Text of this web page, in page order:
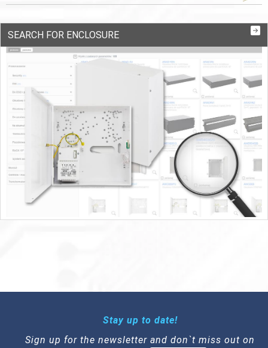
SEARCH FOR ENCLOSURE
Stay up to date!
Sign up for the newsletter and don`t miss out on